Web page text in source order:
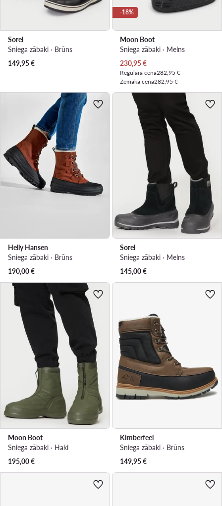
Sorel
Sniega zābaki · Brūns
149,95€
-18%
Moon Boot
Sniega zābaki · Melns
Pašreizējā cena
230,95€
Regulārā cena282,95 €
Zemākā cena282,95 €
Helly Hansen
Sniega zābaki · Brūns
190,00€
Sorel
Sniega zābaki · Melns
145,00€
Moon Boot
Sniega zābaki · Haki
195,00€
Kimberfeel
Sniega zābaki · Brūns
149,95€